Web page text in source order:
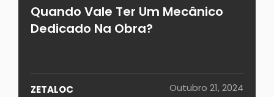
Quando Vale Ter Um Mecânico
Dedicado Na Obra?
ZETALOC Outubro 21, 2024